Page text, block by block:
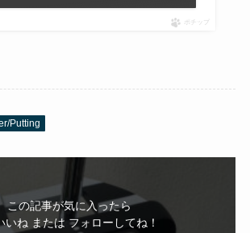
ポチップ
Putting
この記事が気に入ったら
いね または フォローしてね！